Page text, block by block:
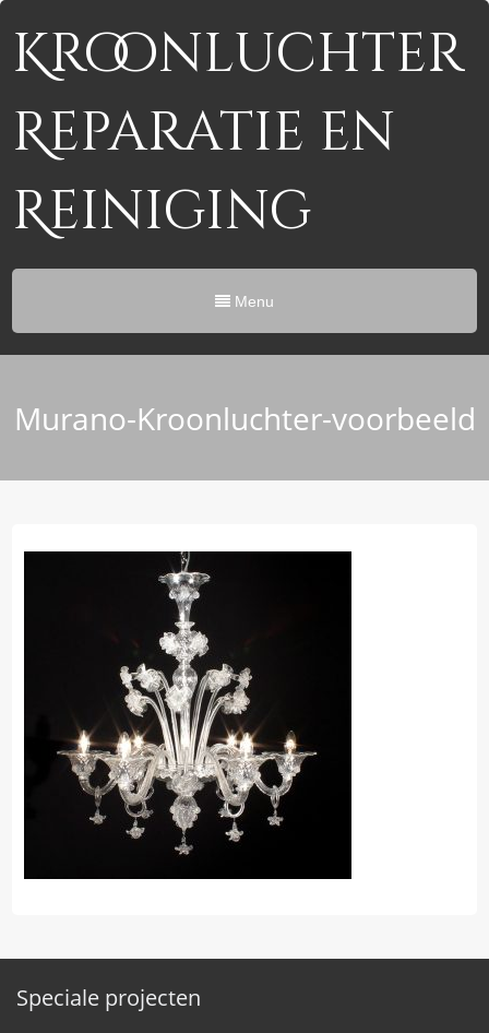
Kroonluchter
Reparatie en
Reiniging
Menu
Murano-Kroonluchter-voorbeeld
Speciale projecten